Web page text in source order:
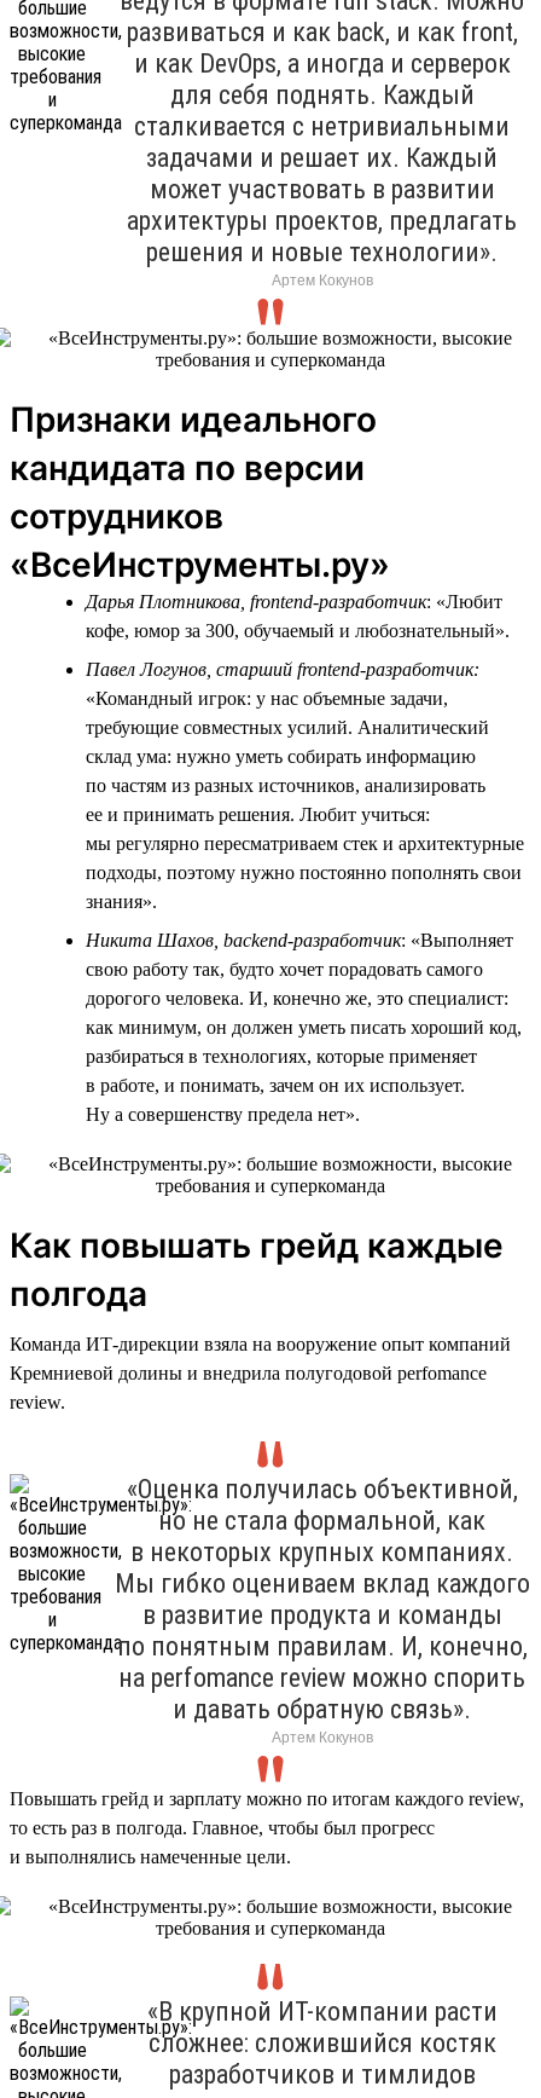
развиваться и как back, и как front,
и как DevOps, а иногда и серверок
для себя поднять. Каждый
сталкивается с нетривиальными
задачами и решает их. Каждый
может участвовать в развитии
архитектуры проектов, предлагать
решения и новые технологии».
Артем Кокунов
Признаки идеального
кандидата по версии
сотрудников
«ВсеИнструменты.ру»
Дарья Плотникова, frontend-разработчик: «Любит
кофе, юмор за 300, обучаемый и любознательный».
Павел Логунов, старший frontend-разработчик:
«Командный игрок: у нас объемные задачи,
требующие совместных усилий. Аналитический
склад ума: нужно уметь собирать информацию
по частям из разных источников, анализировать
ее и принимать решения. Любит учиться:
мы регулярно пересматриваем стек и архитектурные
подходы, поэтому нужно постоянно пополнять свои
знания».
Никита Шахов, backend-разработчик: «Выполняет
свою работу так, будто хочет порадовать самого
дорогого человека. И, конечно же, это специалист:
как минимум, он должен уметь писать хороший код,
разбираться в технологиях, которые применяет
в работе, и понимать, зачем он их использует.
Ну а совершенству предела нет».
Как повышать грейд каждые
полгода
Команда ИТ-дирекции взяла на вооружение опыт компаний
Кремниевой долины и внедрила полугодовой perfomance
review.
«Оценка получилась объективной,
но не стала формальной, как
в некоторых крупных компаниях.
Мы гибко оцениваем вклад каждого
в развитие продукта и команды
по понятным правилам. И, конечно,
на perfomance review можно спорить
и давать обратную связь».
Артем Кокунов
Повышать грейд и зарплату можно по итогам каждого review,
то есть раз в полгода. Главное, чтобы был прогресс
и выполнялись намеченные цели.
«В крупной ИТ-компании расти
сложнее: сложившийся костяк
разработчиков и тимлидов